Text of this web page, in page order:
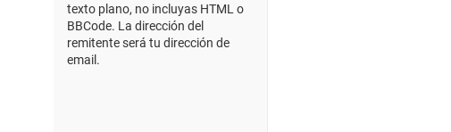
texto plano, no incluyas HTML o
BBCode. La dirección del
remitente será tu dirección de
email.